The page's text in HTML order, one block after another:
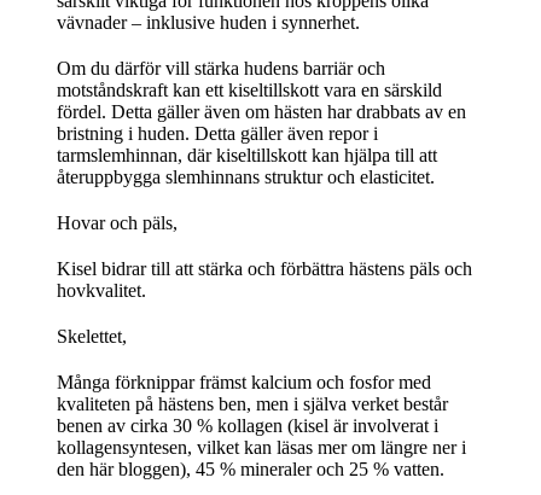
vävnader – inklusive huden i synnerhet.
Om du därför vill stärka hudens barriär och
motståndskraft kan ett kiseltillskott vara en särskild
fördel. Detta gäller även om hästen har drabbats av en
bristning i huden. Detta gäller även repor i
tarmslemhinnan, där kiseltillskott kan hjälpa till att
återuppbygga slemhinnans struktur och elasticitet.
Hovar och päls,
Kisel bidrar till att stärka och förbättra hästens päls och
hovkvalitet.
Skelettet,
Många förknippar främst kalcium och fosfor med
kvaliteten på hästens ben, men i själva verket består
benen av cirka 30 % kollagen (kisel är involverat i
kollagensyntesen, vilket kan läsas mer om längre ner i
den här bloggen), 45 % mineraler och 25 % vatten.